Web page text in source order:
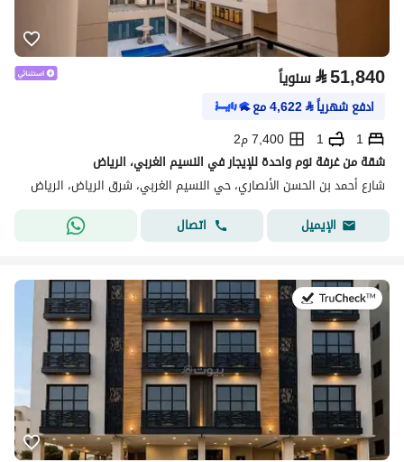
⃁51,840 سنوياً
ادفع شهرياً⃁
4,622مع
1
1
7,400 م2
شقة من غرفة نوم واحدة للإيجار في النسيم الغربي، الرياض
شارع أحمد بن الحسن الأنصاري، حي النسيم الغربي، شرق الرياض، الرياض
الإيميل
اتصال
في:7 يوليو 2026